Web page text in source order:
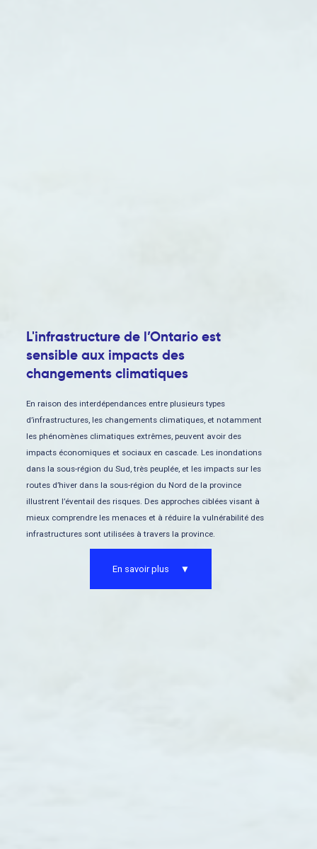
L'infrastructure de l’Ontario est
sensible aux impacts des
changements climatiques
En raison des interdépendances entre plusieurs types
d’infrastructures, les changements climatiques, et notamment
les phénomènes climatiques extrêmes, peuvent avoir des
impacts économiques et sociaux en cascade. Les inondations
dans la sous-région du Sud, très peuplée, et les impacts sur les
routes d’hiver dans la sous-région du Nord de la province
illustrent l’éventail des risques. Des approches ciblées visant à
mieux comprendre les menaces et à réduire la vulnérabilité des
infrastructures sont utilisées à travers la province.
En savoir plus